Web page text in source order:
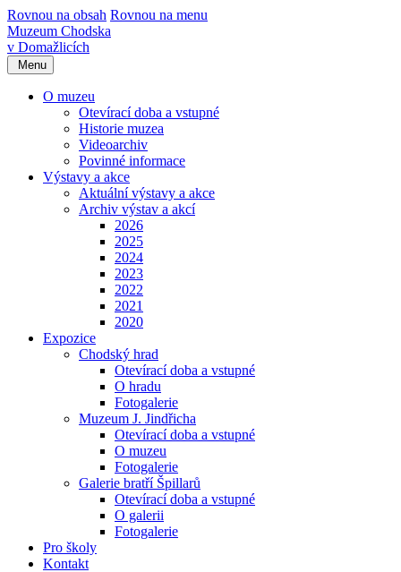
Rovnou na obsah Rovnou na menu
Muzeum Chodska
v Domažlicích
Menu
O muzeu
Otevírací doba a vstupné
Historie muzea
Videoarchiv
Povinné informace
Výstavy a akce
Aktuální výstavy a akce
Archiv výstav a akcí
2026
2025
2024
2023
2022
2021
2020
Expozice
Chodský hrad
Otevírací doba a vstupné
O hradu
Fotogalerie
Muzeum J. Jindřicha
Otevírací doba a vstupné
O muzeu
Fotogalerie
Galerie bratří Špillarů
Otevírací doba a vstupné
O galerii
Fotogalerie
Pro školy
Kontakt